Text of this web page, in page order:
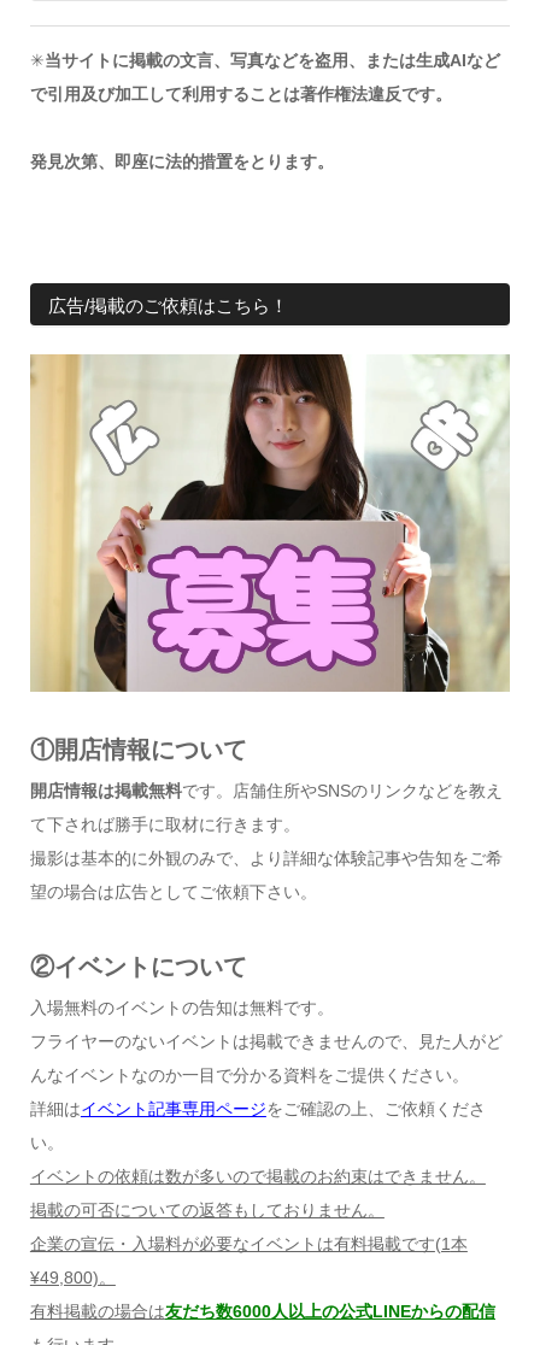
✳︎当サイトに掲載の文言、写真などを盗用、または生成AIなど
で引用及び加工して利用することは著作権法違反です。
発見次第、即座に法的措置をとります。
広告/掲載のご依頼はこちら！
①開店情報について
開店情報は掲載無料です。店舗住所やSNSのリンクなどを教え
て下されば勝手に取材に行きます。
撮影は基本的に外観のみで、より詳細な体験記事や告知をご希
望の場合は広告としてご依頼下さい。
②イベントについて
入場無料のイベントの告知は無料です。
フライヤーのないイベントは掲載できませんので、見た人がど
んなイベントなのか一目で分かる資料をご提供ください。
詳細はイベント記事専用ページをご確認の上、ご依頼くださ
い。
イベントの依頼は数が多いので掲載のお約束はできません。
掲載の可否についての返答もしておりません。
企業の宣伝・入場料が必要なイベントは有料掲載です(1本
¥49,800)。
有料掲載の場合は友だち数6000人以上の公式LINEからの配信